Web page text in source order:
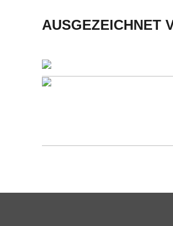
I
D
T
S
AUSGEZEICHNET